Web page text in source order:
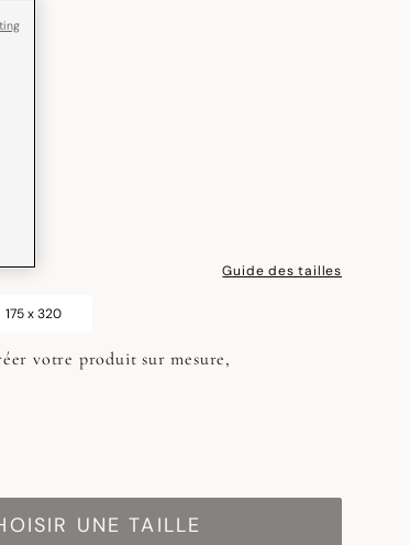
Guide des tailles
175 x 320
votre produit sur mesure,
UNE TAILLE